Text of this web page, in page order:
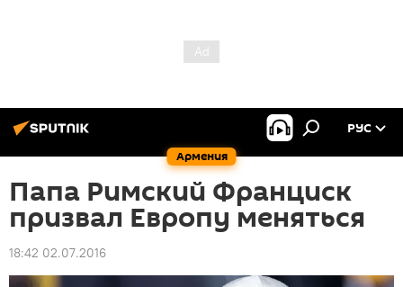
Армения
РУС
Папа Римский Франциск
призвал Европу меняться
18:42 02.07.2016